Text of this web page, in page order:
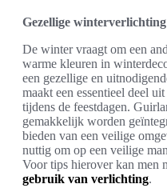
Gezellige winterverlichting
De winter vraagt om een
warme kleuren in
een gezellige en
maakt een essentieel deel
tijdens de feestdagen.
gemakkelijk worden
bieden van een veilige
nuttig om op een veilige
Voor tips hierover kan men
gebruik van verlichting.